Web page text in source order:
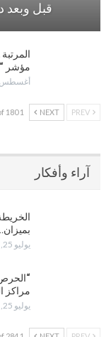
قبل وبعد
مؤشر
أغسطس 3, 2026
NEXT
1 of 180
آراء وأفكار
يوليو 25, 2026
مراكز
يوليو 25, 2026